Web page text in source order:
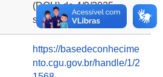
(DOU) de 4/9/2025,
seção 1, página 93
https://basedeconhecime
nto.cgu.gov.br/handle/1/2